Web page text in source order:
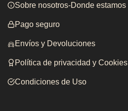
Sobre nosotros-Donde estamos
Pago seguro
Envíos y Devoluciones
Política de privacidad y Cookies
Condiciones de Uso